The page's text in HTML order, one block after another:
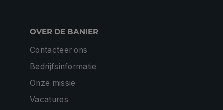
OVER DE BANIER
Contacteer ons
Bedrijfsinformatie
Onze missie
Vacatures